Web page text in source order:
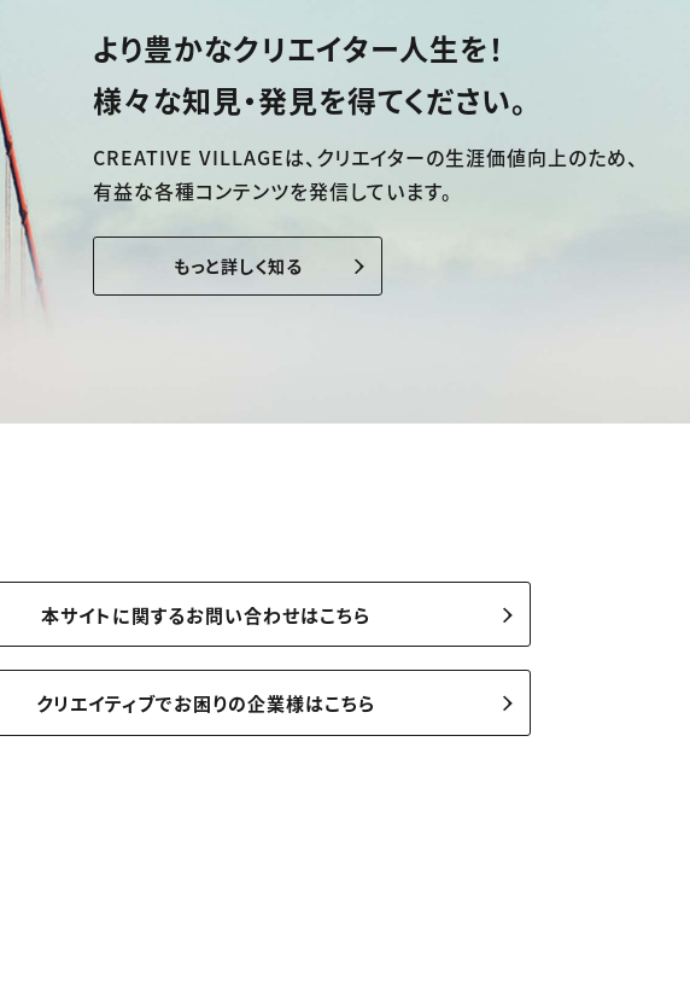
より豊かなクリエイター人生を！
様々な知見・発見を得てください。
CREATIVE VILLAGEは、 クリエイターの生涯価値向上のため、
有益な各種コンテンツを発信しています。
もっと詳しく知る
本サイトに関するお問い合わせはこちら
クリエイティブでお困りの企業様はこちら